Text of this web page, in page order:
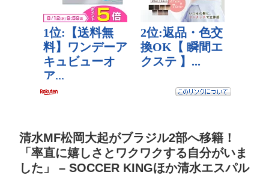
清水MF松岡大起がブラジル2部へ移籍！
「率直に嬉しさとワクワクする自分がいま
した」 – SOCCER KINGほか清水エスパル